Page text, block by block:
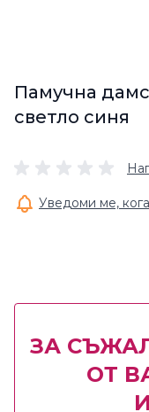
Памучна
светло синя
Уведоми ме,
ЗА
ОТ